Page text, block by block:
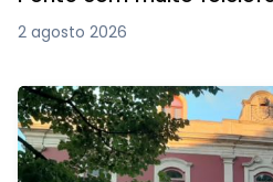
2 agosto 2026